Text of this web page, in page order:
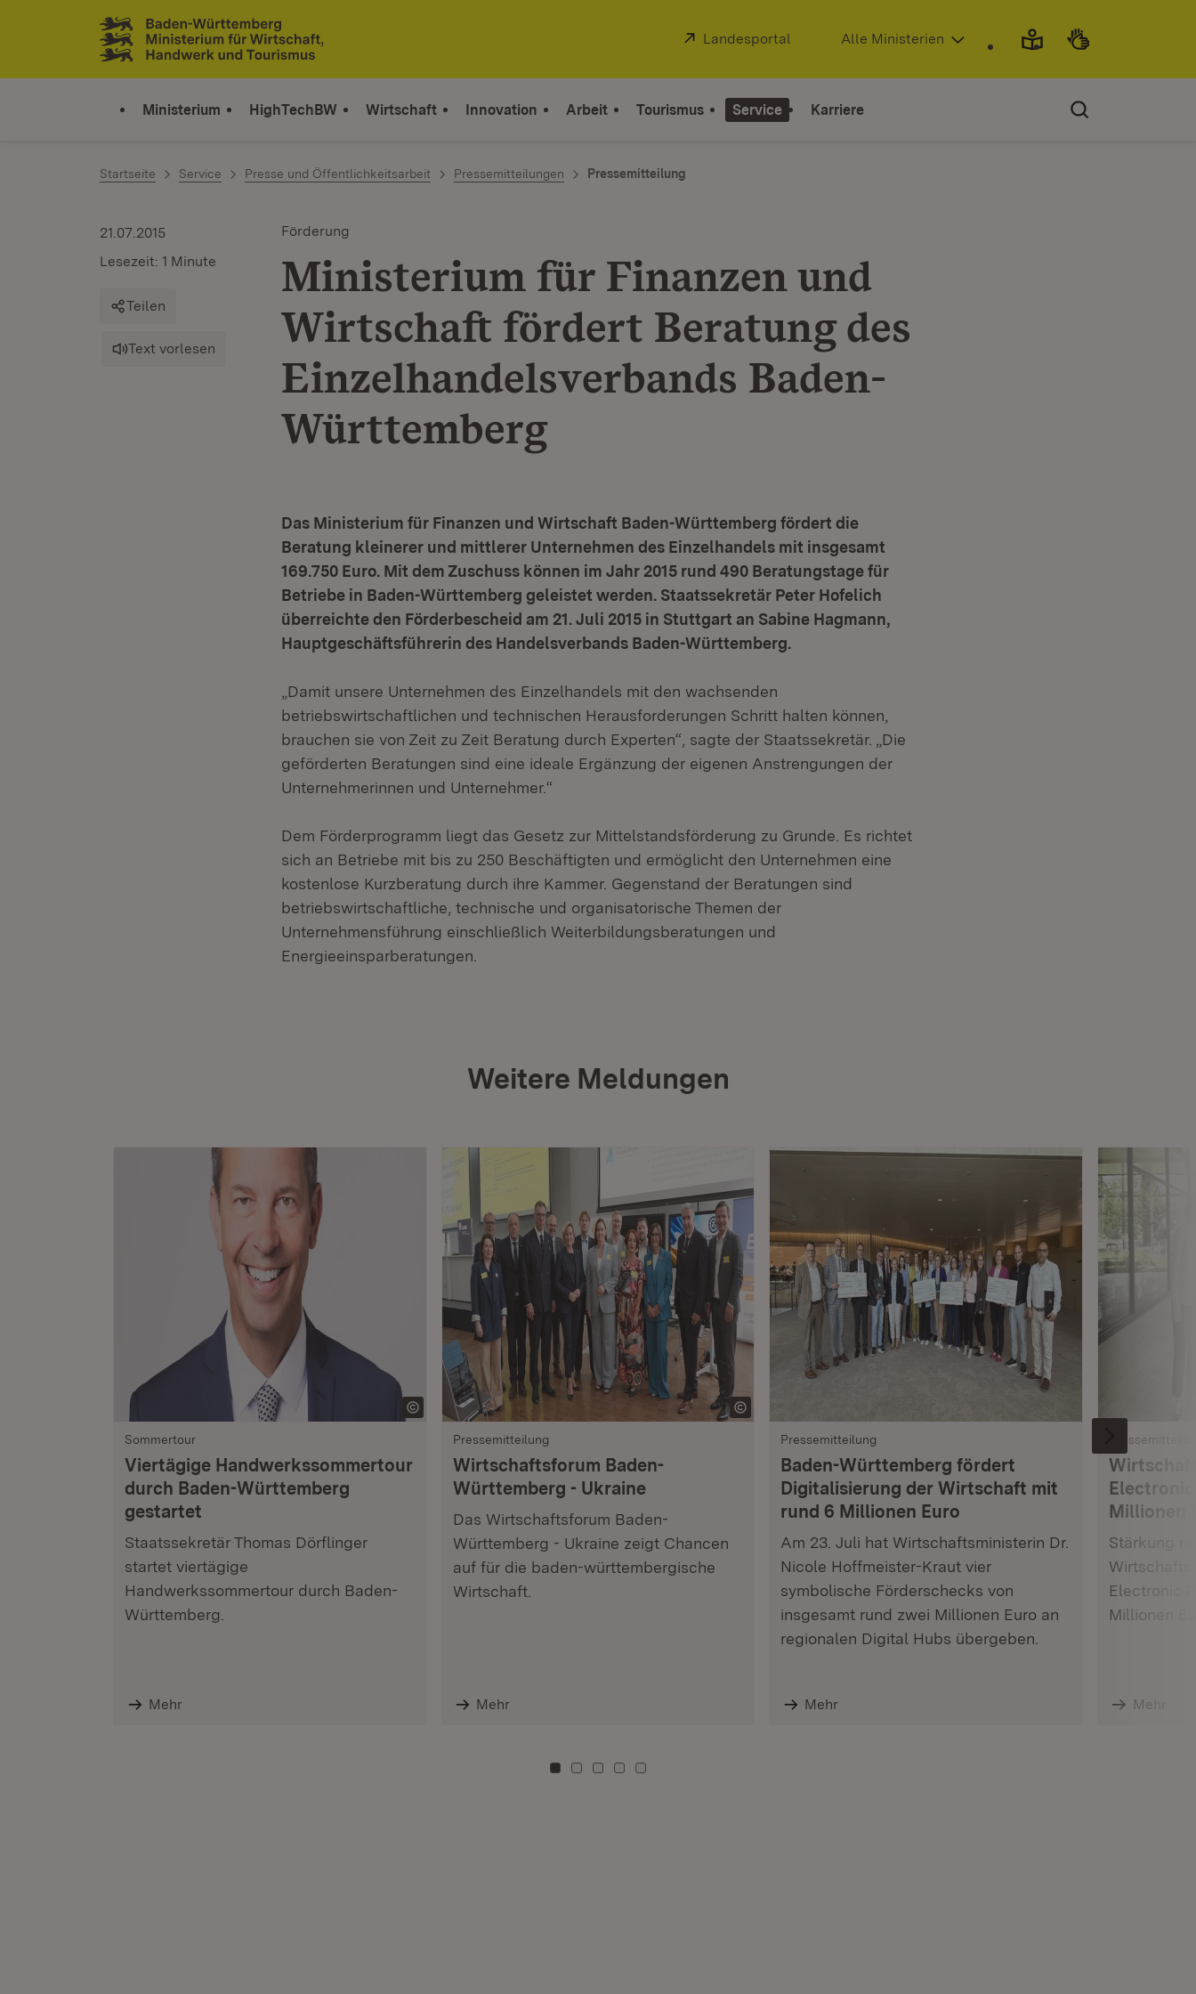
Zum Inhalt springen
Link zur Startseite
Extern:
Landesportal (Öffnet in neuem Fenster)
Alle Ministerien
Ministerium HighTechBW Wirtschaft Innovation Arbeit Tourismus Service Karriere
Startseite Service Presse und Öffentlichkeitsarbeit Pressemitteilungen Pressemitteilung
Förderung
Ministerium für Finanzen und
Wirtschaft fördert Beratung des
Einzelhandelsverbands Baden-
Württemberg
21.07.2015
Lesezeit: 1 Minute
Teilen
Text vorlesen
Das Ministerium für Finanzen und Wirtschaft Baden-Württemberg fördert die
Beratung kleinerer und mittlerer Unternehmen des Einzelhandels mit insgesamt
169.750 Euro. Mit dem Zuschuss können im Jahr 2015 rund 490 Beratungstage für
Betriebe in Baden-Württemberg geleistet werden. Staatssekretär Peter Hofelich
überreichte den Förderbescheid am 21. Juli 2015 in Stuttgart an Sabine Hagmann,
Hauptgeschäftsführerin des Handelsverbands Baden-Württemberg.
„Damit unsere Unternehmen des Einzelhandels mit den wachsenden
betriebswirtschaftlichen und technischen Herausforderungen Schritt halten können,
brauchen sie von Zeit zu Zeit Beratung durch Experten“, sagte der Staatssekretär. „Die
geförderten Beratungen sind eine ideale Ergänzung der eigenen Anstrengungen der
Unternehmerinnen und Unternehmer.“
Dem Förderprogramm liegt das Gesetz zur Mittelstandsförderung zu Grunde. Es richtet
sich an Betriebe mit bis zu 250 Beschäftigten und ermöglicht den Unternehmen eine
kostenlose Kurzberatung durch ihre Kammer. Gegenstand der Beratungen sind
betriebswirtschaftliche, technische und organisatorische Themen der
Unternehmensführung einschließlich Weiterbildungsberatungen und
Energieeinsparberatungen.
Weitere Meldungen
Sommertour
Viertägige Handwerkssommertour
durch Baden-Württemberg
gestartet
Staatssekretär Thomas Dörflinger
startet viertägige
Handwerkssommertour durch Baden-
Württemberg.
Mehr
Pressemitteilung
Wirtschaftsforum Baden-
Württemberg - Ukraine
Das Wirtschaftsforum Baden-
Württemberg - Ukraine zeigt Chancen
auf für die baden-württembergische
Wirtschaft.
Mehr
Pressemitteilung
Baden-Württemberg fördert
Digitalisierung der Wirtschaft mit
rund 6 Millionen Euro
Am 23. Juli hat Wirtschaftsministerin Dr.
Nicole Hoffmeister-Kraut vier
symbolische Förderschecks von
insgesamt rund zwei Millionen Euro an
regionalen Digital Hubs übergeben.
Mehr
Millionen
Stärkung
Electronic
Millionen
Mehr
Zu Kachel: 0
Zu Kachel: 3
Zu Kachel: 6
Zu Kachel: 9
Zu Kachel: 12